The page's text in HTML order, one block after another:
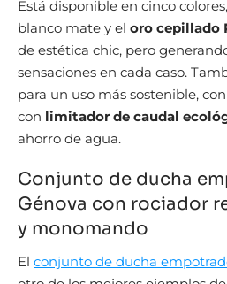
Está disponible en cinco
blanco mate y el oro cepillado
de estética chic, pero
sensaciones en cada caso.
para un uso más sostenible,
con limitador de caudal
ahorro de agua.
Conjunto de ducha
Génova con rociador
y monomando
El conjunto de ducha